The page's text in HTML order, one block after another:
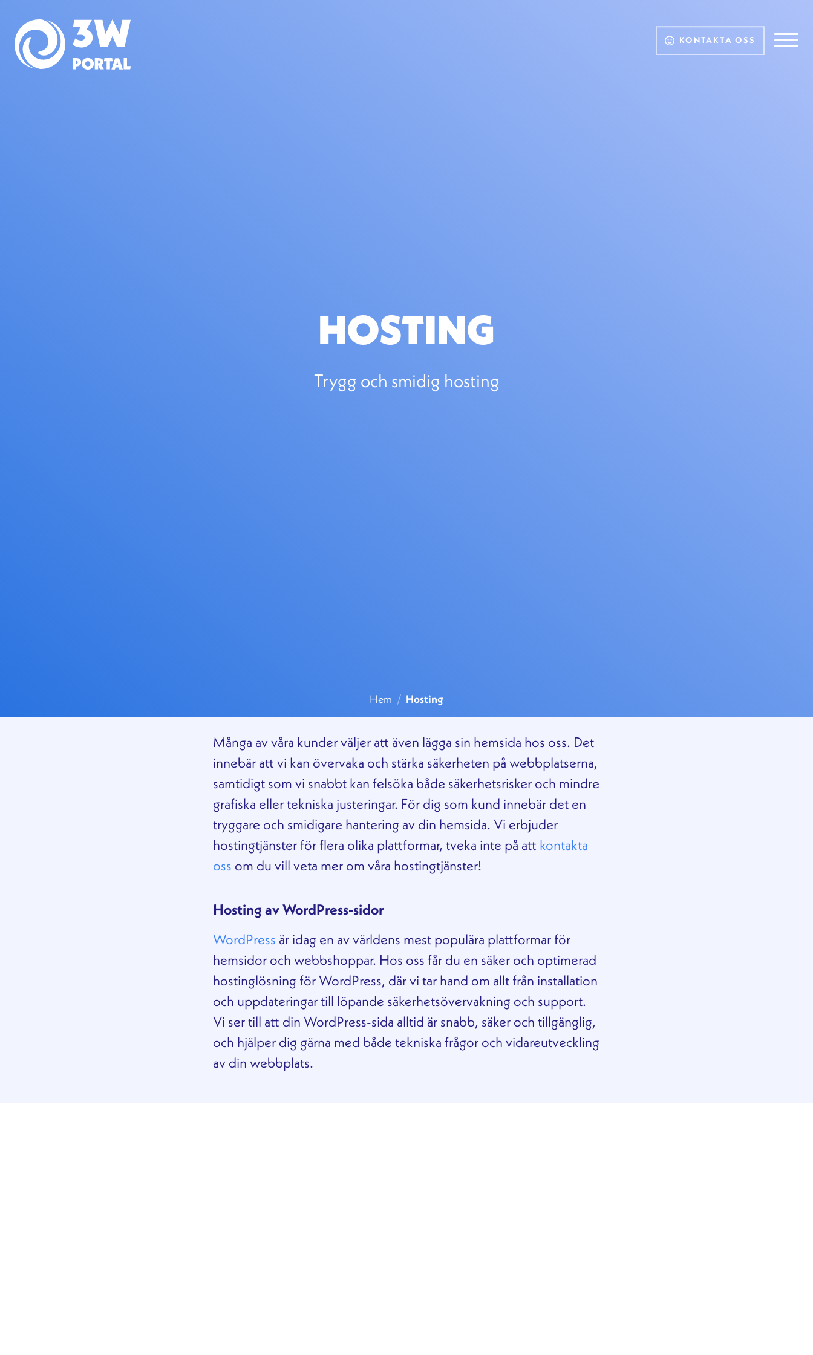
KONTAKTA OSS
HOSTING
Trygg och smidig hosting
Hem / Hosting
Många av våra kunder väljer att även lägga sin hemsida hos oss. Det
innebär att vi kan övervaka och stärka säkerheten på webbplatserna,
samtidigt som vi snabbt kan felsöka både säkerhetsrisker och mindre
grafiska eller tekniska justeringar. För dig som kund innebär det en
tryggare och smidigare hantering av din hemsida. Vi erbjuder
hostingtjänster för flera olika plattformar, tveka inte på att kontakta
oss om du vill veta mer om våra hostingtjänster!
Hosting av WordPress-sidor
WordPress är idag en av världens mest populära plattformar för
hemsidor och webbshoppar. Hos oss får du en säker och optimerad
hostinglösning för WordPress, där vi tar hand om allt från installation
och uppdateringar till löpande säkerhetsövervakning och support.
Vi ser till att din WordPress-sida alltid är snabb, säker och tillgänglig,
och hjälper dig gärna med både tekniska frågor och vidareutveckling
av din webbplats.